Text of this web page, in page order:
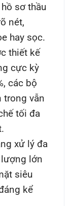
sơ thầu
nét,
hay sọc.
thiết kế
cực kỳ
các bộ
trong vẫn
tối đa
xử lý đa
lớn
siêu
kể